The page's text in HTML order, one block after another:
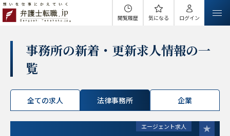
閲覧履歴 気になる ログイン
事務所の新着・更新求人情報の一
覧
全ての求人 法律事務所 企業
エージェント求人